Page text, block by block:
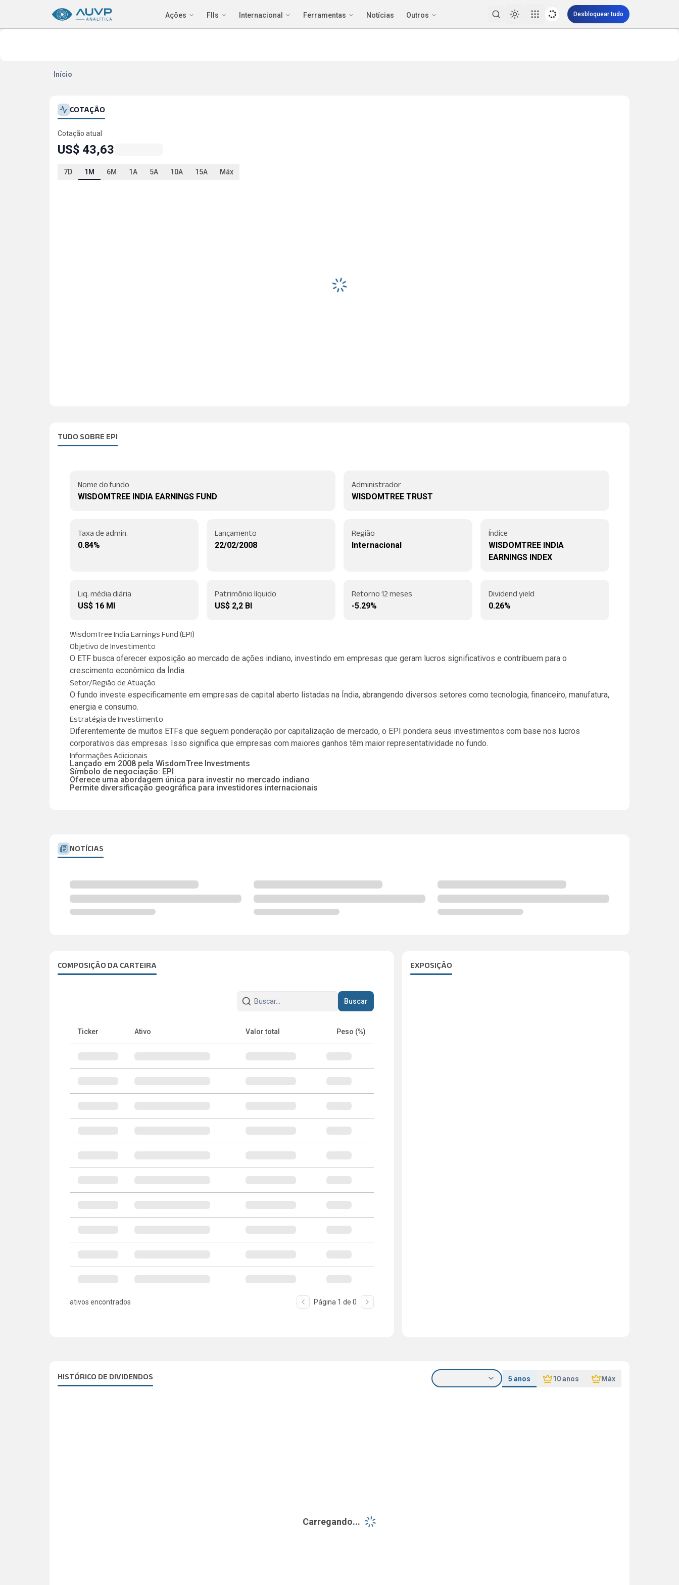
Ações FIIs Internacional Ferramentas Notícias Outros Toggle theme
Desbloquear tudo
Início
COTAÇÃO
Cotação atual
US$ 43,63
7D 1M 6M 1A 5A 10A 15A Máx
TUDO SOBRE EPI
Nome do fundo
WISDOMTREE INDIA EARNINGS FUND
Administrador
WISDOMTREE TRUST
Taxa de admin.
0.84%
Lançamento
22/02/2008
Região
Internacional
Índice
WISDOMTREE INDIA
EARNINGS INDEX
Liq. média diária
US$ 16 MI
Patrimônio líquido
US$ 2,2 BI
Retorno 12 meses
-5.29%
Dividend yield
0.26%
WisdomTree India Earnings Fund (EPI)
Objetivo de Investimento
O ETF busca oferecer exposição ao mercado de ações indiano, investindo em empresas que geram lucros significativos e contribuem para o
crescimento econômico da Índia.
Setor/Região de Atuação
O fundo investe especificamente em empresas de capital aberto listadas na Índia, abrangendo diversos setores como tecnologia, financeiro, manufatura,
energia e consumo.
Estratégia de Investimento
Diferentemente de muitos ETFs que seguem ponderação por capitalização de mercado, o EPI pondera seus investimentos com base nos lucros
corporativos das empresas. Isso significa que empresas com maiores ganhos têm maior representatividade no fundo.
Informações Adicionais
Lançado em 2008 pela WisdomTree Investments
Símbolo de negociação: EPI
Oferece uma abordagem única para investir no mercado indiano
Permite diversificação geográfica para investidores internacionais
NOTÍCIAS
COMPOSIÇÃO DA CARTEIRA
Buscar
Ticker Ativo Valor total Peso (%)
ativos encontrados Página 1 de0
EXPOSIÇÃO
HISTÓRICO DE DIVIDENDOS 5 anos 10 anos Máx
Carregando...